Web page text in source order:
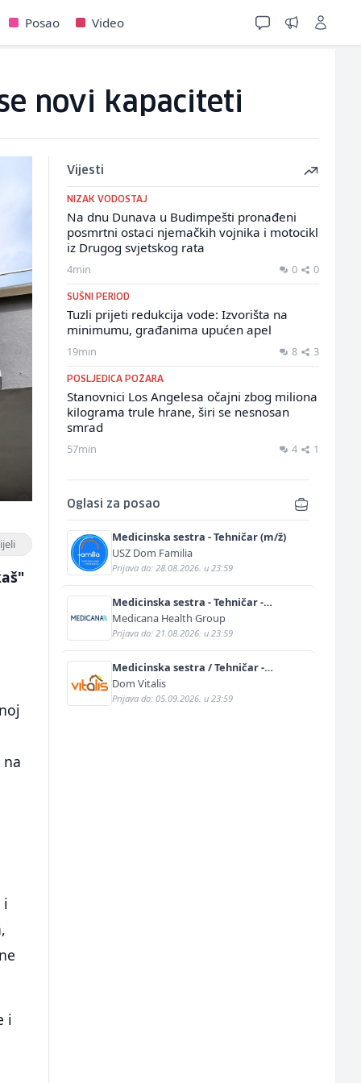
Posao Video
novi kapaciteti
i
i
Vijesti
NIZAK VODOSTAJ
Na dnu Dunava u Budimpešti pronađeni
posmrtni ostaci njemačkih vojnika i motocikl
iz Drugog svjetskog rata
4min 0 0
SUŠNI PERIOD
Tuzli prijeti redukcija vode: Izvorišta na
minimumu, građanima upućen apel
19min 8 3
POSLJEDICA POŽARA
Stanovnici Los Angelesa očajni zbog miliona
kilograma trule hrane, širi se nesnosan
smrad
57min 4 1
Oglasi za posao
Medicinska sestra - Tehničar (m/ž)
USZ Dom Familia
Prijava do: 28.08.2026. u 23:59
Medicinska sestra - Tehničar -
Anestetičar (m/ž)
Medicana Health Group
Prijava do: 21.08.2026. u 23:59
Medicinska sestra / Tehničar -
Njegovatelj (m/ž)
Dom Vitalis
Prijava do: 05.09.2026. u 23:59